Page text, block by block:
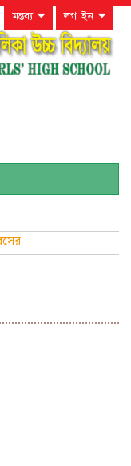
মন্তব্য লগ ইন